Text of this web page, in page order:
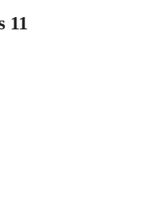
11